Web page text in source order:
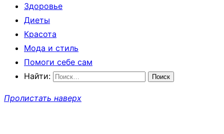
Здоровье
Диеты
Красота
Мода и стиль
Помоги себе сам
Найти:
Пролистать наверх